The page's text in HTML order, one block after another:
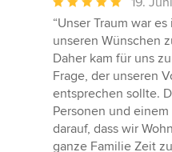
Bewertung:
5
von
5
Sternen
“Unser Traum war
unseren Wünschen
Daher kam für uns
Frage, der unseren
entsprechen sollte.
Personen und
darauf, dass wir
ganze Familie Zeit